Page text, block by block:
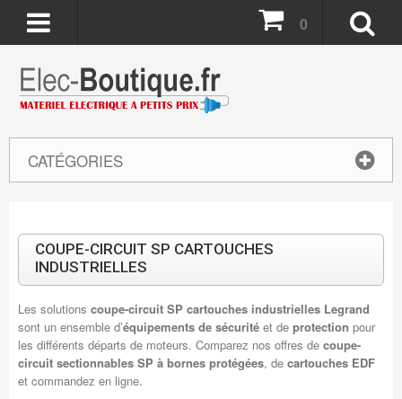
CATÉGORIES
0
COUPE-CIRCUIT SP CARTOUCHES
INDUSTRIELLES
Les solutions coupe-circuit SP cartouches industrielles Legrand
sont un ensemble d’équipements de sécuritéet deprotection pour
les différents départs de moteurs. Comparez nos offres de coupe-
circuit sectionnables SP à bornes protégées, de cartouches EDF
et commandez en ligne.